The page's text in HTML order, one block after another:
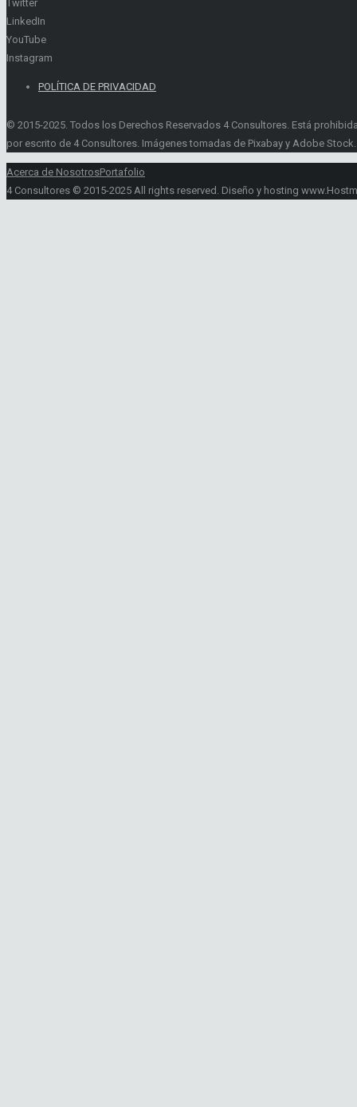
Twitter
LinkedIn
YouTube
Instagram
POLÍTICA DE PRIVACIDAD
© 2015-2025. Todos los Derechos Reservados 4 Consultores. Está
por escrito de 4 Consultores. Imágenes tomadas de Pixabay y Adobe Stock.
Acerca de NosotrosPortafolio
4 Consultores © 2015-2025 All rights reserved. Diseño y hosting